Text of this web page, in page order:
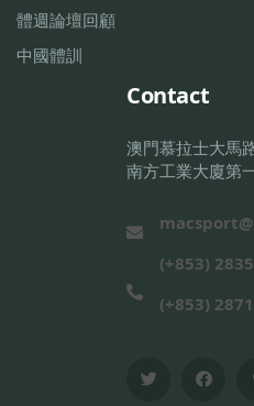
體週論壇回顧
中國體訓
Contact
澳門慕拉士大馬
南方工業大廈第
(+853)
(+853)